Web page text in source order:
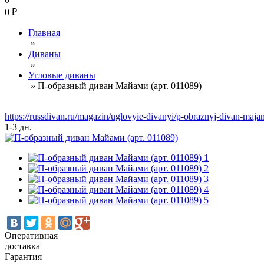
0 ₽
Главная
»
Диваны
»
Угловые диваны
» П-образный диван Майами (арт. 011089)
https://russdivan.ru/magazin/uglovyie-divanyi/p-obraznyj-divan-
1-3 дн.
Оперативная
доставка
Гарантия